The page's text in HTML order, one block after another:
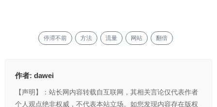
停滞不前 方法 流量 网站 翻倍
作者: dawei
【声明】：站长网内容转载自互联网，其相关言论仅代表作者
个人观点绝非权威，不代表本站立场。如您发现内容存在版权